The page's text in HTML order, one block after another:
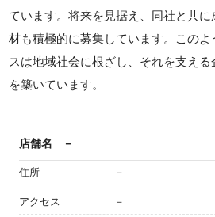
ています。将来を見据え、同社と共に
材も積極的に募集しています。この
スは地域社会に根ざし、それを支え
を築いています。
店舗名 －
住所 －
アクセス －